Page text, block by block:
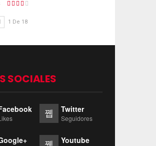
1 De 18
SOCIALES
Twitter
Seguidores
Youtube